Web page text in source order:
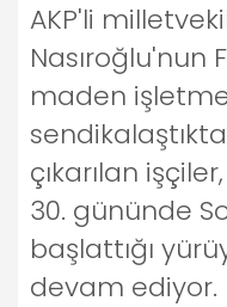
AKP'li
Nasıroğlu'nun
maden
çıkarılan
30. gününde
başlattığı
devam ediyor.